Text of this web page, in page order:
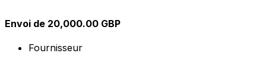
Envoi de 20,000.00 GBP
Fournisseur